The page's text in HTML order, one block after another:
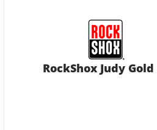
RockShox Judy Gold